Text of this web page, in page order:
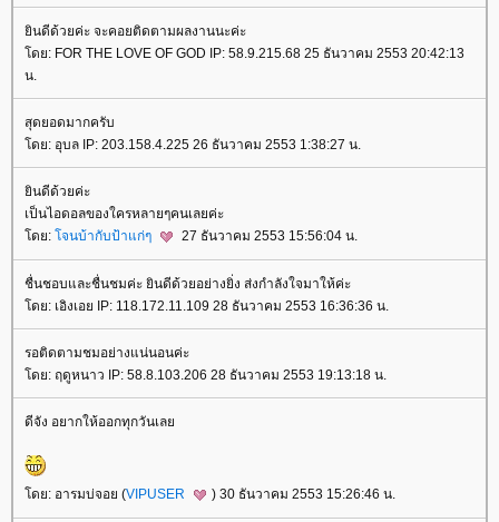
ินดีด้วยค่ะ จะคอยติดตามผลงานนะค่ะ
ดย: FOR THE LOVE OF GOD IP: 58.9.215.68 25 ธันวาคม 2553 20:42:13
น.
สุดยอดมากครับ
ดย: อุบล IP: 203.158.4.225 26 ธันวาคม 2553 1:38:27 น.
ินดีด้วยค่ะ
เป็นไอดอลของใครหลายๆคนเลยค่ะ
ดย: จนบ้ากับป้าแก่ๆ 27 ธันวาคม 2553 15:56:04 น.
ชื่นชอบและชื่นชมค่ะ ยินดีด้วยอย่างยิ่ง ส่งกำลังใจมาให้ค่ะ
ดย: เอิงเอย IP: 118.172.11.109 28 ธันวาคม 2553 16:36:36 น.
รอติดตามชมอย่างแน่นอนค่ะ
ดย: ฤดูหนาว IP: 58.8.103.206 28 ธันวาคม 2553 19:13:18 น.
ดีจัง อยากให้ออกทุกวันเล
ดย: อารมบ่จอย (VIPUSER ) 30 ธันวาคม 2553 15:26:46 น.